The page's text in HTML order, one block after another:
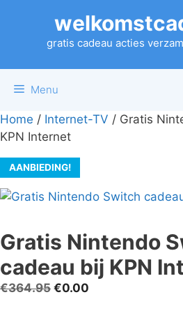
gratis cadeau acties
Menu
Home / Internet-TV / Gratis
KPN Internet
AANBIEDING!
Gratis Nintendo
cadeau bij KPN
€364.95 Oorspronkelijke
€0.00